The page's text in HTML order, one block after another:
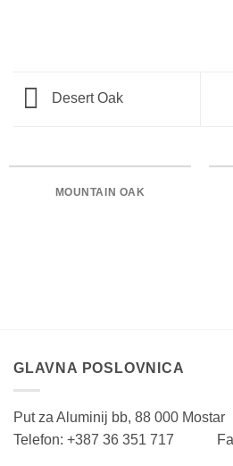
Desert Oak
MOUNTAIN OAK
GLAVNA POSLOVNICA
Put za Aluminij bb, 88 000 Mostar
Telefon: +387 36 351 717